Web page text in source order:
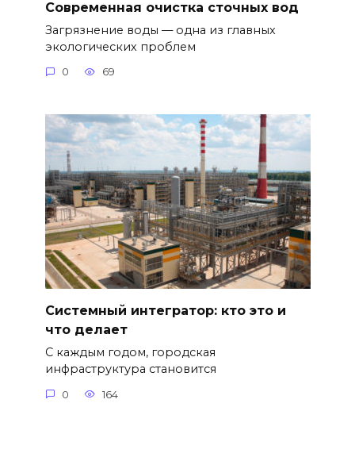
Современная очистка сточных вод
Загрязнение воды — одна из главных
экологических проблем
0 69
Системный интегратор: кто это и
что делает
С каждым годом, городская
инфраструктура становится
0 164